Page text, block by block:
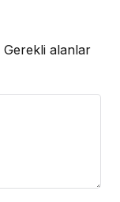
Gerekli alanlar